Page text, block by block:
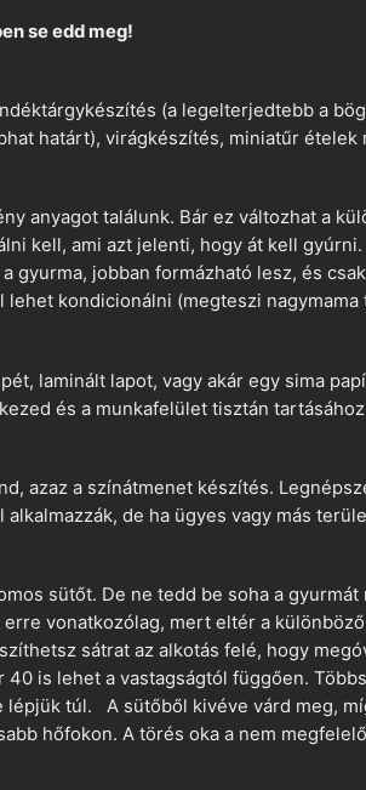
se edd meg!
(a legelterjedtebb a
határt), virágkészítés, miniatűr ételek
anyagot találunk. Bár ez változhat a
kell, ami azt jelenti, hogy át kell
gyurma, jobban formázható lesz, és
lehet kondicionálni (megteszi
laminált lapot, vagy akár egy sima
és a munkafelület tisztán
azaz a színátmenet készítés.
de ha ügyes vagy más
sütőt. De ne tedd be soha a
vonatkozólag, mert eltér a
sátrat az alkotás felé, hogy
40 is lehet a vastagságtól függően.
lépjük túl. A sütőből kivéve várd meg,
hőfokon. A törés oka a nem